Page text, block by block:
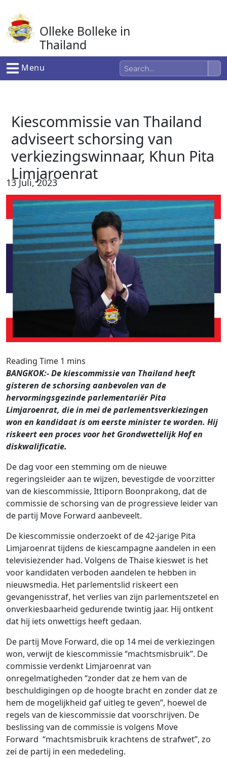
naar
de
inhoud
Olleke Bolleke in
Thailand
In Thailand
Menu
Kiescommissie van Thailand
adviseert schorsing van
verkiezingswinnaar, Khun Pita
Limjaroenrat
13 Juli, 2023
BANGKOK:- De kiescommissie van Thailand heeft
gisteren de schorsing aanbevolen van de
hervormingsgezinde parlementariër Pita
Limjaroenrat, die in mei de parlementsverkiezingen
won en kandidaat is om eerste minister te worden. Hij
riskeert een proces voor het Grondwettelijk Hof en
diskwalificatie.
De dag voor een stemming om de nieuwe
regeringsleider aan te wijzen, bevestigde de voorzitter
van de kiescommissie, Ittiporn Boonprakong, dat de
commissie de schorsing van de progressieve leider van
de partij Move Forward aanbeveelt.
De kiescommissie onderzoekt of de 42-jarige Pita
Limjaroenrat tijdens de kiescampagne aandelen in een
televisiezender had. Volgens de Thaise kieswet is het
voor kandidaten verboden aandelen te hebben in
nieuwsmedia. Het parlementslid riskeert een
gevangenisstraf, het verlies van zijn parlementszetel en
onverkiesbaarheid gedurende twintig jaar. Hij ontkent
dat hij iets onwettigs heeft gedaan.
De partij Move Forward, die op 14 mei de verkiezingen
won, verwijt de kiescommissie “machtsmisbruik”. De
commissie verdenkt Limjaroenrat van
onregelmatigheden “zonder dat ze hem van de
beschuldigingen op de hoogte bracht en zonder dat ze
hem de mogelijkheid gaf uitleg te geven”, hoewel de
regels van de kiescommissie dat voorschrijven. De
beslissing van de commissie is volgens Move
Forward “machtsmisbruik krachtens de strafwet”, zo
zei de partij in een mededeling.